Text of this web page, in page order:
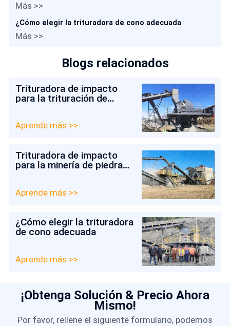
Más >>
¿Cómo elegir la trituradora de cono adecuada
Más >>
Blogs relacionados
Trituradora de impacto
para la trituración de
Aprende más >>
Trituradora de impacto
para la minería de piedra
Aprende más >>
¿Cómo elegir la trituradora
de cono adecuada
Aprende más >>
¡Obtenga Solución & Precio Ahora
Mismo!
Por favor, rellene el siguiente formulario, podemos